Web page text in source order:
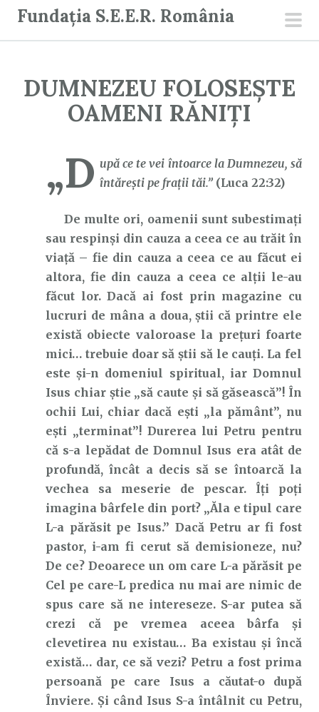
Fundația S.E.E.R. România
DUMNEZEU FOLOSEȘTE
OAMENI RĂNIȚI
„D upă ce te vei întoarce la Dumnezeu, să
întăreşti pe fraţii tăi.” (Luca 22:32)
De multe ori, oamenii sunt subestimați
sau respinși din cauza a ceea ce au trăit în
viață – fie din cauza a ceea ce au făcut ei
altora, fie din cauza a ceea ce alții le-au
făcut lor. Dacă ai fost prin magazine cu
lucruri de mâna a doua, știi că printre ele
există obiecte valoroase la prețuri foarte
mici… trebuie doar să știi să le cauți. La fel
este și-n domeniul spiritual, iar Domnul
Isus chiar știe „să caute și să găsească”! În
ochii Lui, chiar dacă ești „la pământ”, nu
ești „terminat”! Durerea lui Petru pentru
că s-a lepădat de Domnul Isus era atât de
profundă, încât a decis să se întoarcă la
vechea sa meserie de pescar. Îți poți
imagina bârfele din port? „Ăla e tipul care
L-a părăsit pe Isus.” Dacă Petru ar fi fost
pastor, i-am fi cerut să demisioneze, nu?
De ce? Deoarece un om care L-a părăsit pe
Cel pe care-L predica nu mai are nimic de
spus care să ne intereseze. S-ar putea să
crezi că pe vremea aceea bârfa și
clevetirea nu existau… Ba existau și încă
există… dar, ce să vezi? Petru a fost prima
persoană pe care Isus a căutat-o după
Înviere. Și când Isus S-a întâlnit cu Petru,